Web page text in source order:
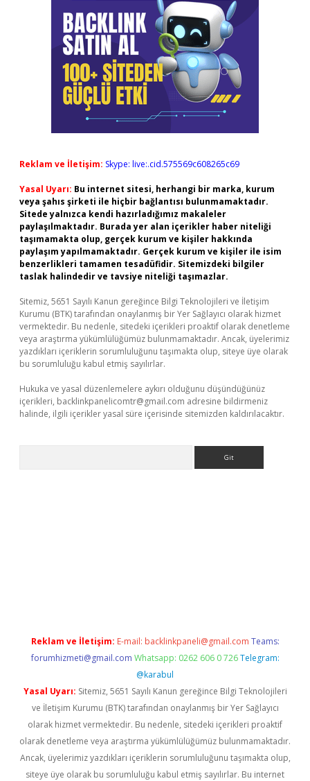
Reklam ve İletişim: Skype: live:.cid.575569c608265c69
Yasal Uyarı: Bu internet sitesi, herhangi bir marka, kurum
veya şahıs şirketi ile hiçbir bağlantısı bulunmamaktadır.
Sitede yalnızca kendi hazırladığımız makaleler
paylaşılmaktadır. Burada yer alan içerikler haber niteliği
taşımamakta olup, gerçek kurum ve kişiler hakkında
paylaşım yapılmamaktadır. Gerçek kurum ve kişiler ile isim
benzerlikleri tamamen tesadüfidir. Sitemizdeki bilgiler
taslak halindedir ve tavsiye niteliği taşımazlar.
Sitemiz, 5651 Sayılı Kanun gereğince Bilgi Teknolojileri ve İletişim
Kurumu (BTK) tarafından onaylanmış bir Yer Sağlayıcı olarak hizmet
vermektedir. Bu nedenle, sitedeki içerikleri proaktif olarak denetleme
veya araştırma yükümlülüğümüz bulunmamaktadır. Ancak, üyelerimiz
yazdıkları içeriklerin sorumluluğunu taşımakta olup, siteye üye olarak
bu sorumluluğu kabul etmiş sayılırlar.
Hukuka ve yasal düzenlemelere aykırı olduğunu düşündüğünüz
içerikleri, backlinkpanelicomtr@gmail.com adresine bildirmeniz
halinde, ilgili içerikler yasal süre içerisinde sitemizden kaldırılacaktır.
Reklam ve İletişim: E-mail: backlinkpaneli@gmail.com Teams:
forumhizmeti@gmail.com Whatsapp: 0262 606 0 726 Telegram:
@karabul
Yasal Uyarı: Sitemiz, 5651 Sayılı Kanun gereğince Bilgi Teknolojileri
ve İletişim Kurumu (BTK) tarafından onaylanmış bir Yer Sağlayıcı
olarak hizmet vermektedir. Bu nedenle, sitedeki içerikleri proaktif
olarak denetleme veya araştırma yükümlülüğümüz bulunmamaktadır.
Ancak, üyelerimiz yazdıkları içeriklerin sorumluluğunu taşımakta olup,
siteye üye olarak bu sorumluluğu kabul etmiş sayılırlar. Bu internet